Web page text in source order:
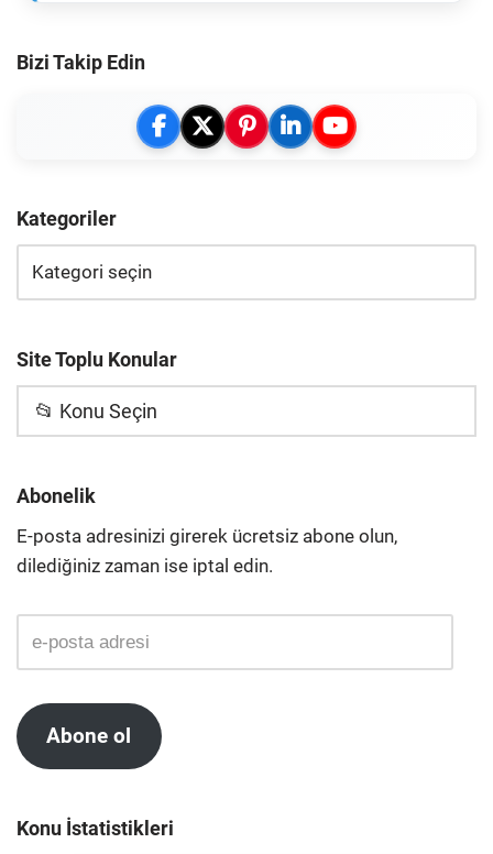
Bizi Takip Edin
Kategoriler
Site Toplu Konular
📂 Konu Seçin
Abonelik
E-posta adresinizi girerek ücretsiz abone olun,
dilediğiniz zaman ise iptal edin.
Abone ol
Konu İstatistikleri